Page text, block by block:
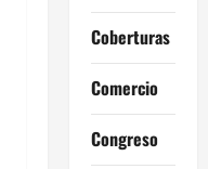
Coberturas
Comercio
Congreso